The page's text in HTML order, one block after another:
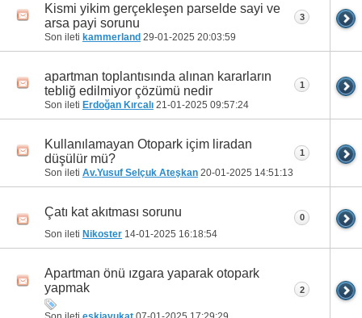
Kismi yikim gerçekleşen parselde sayi ve
arsa payi sorunu
Son ileti kammerland 29-01-2025 20:03:59
3
apartman toplantısında alınan kararların
tebliğ edilmiyor çözümü nedir
Son ileti Erdoğan Kırcalı 21-01-2025 09:57:24
1
Kullanılamayan Otopark içim liradan
düşülür mü?
Son ileti Av.Yusuf Selçuk Ateşkan 20-01-2025 14:51:13
1
Çatı kat akıtması sorunu
Son ileti Nikoster 14-01-2025 16:18:54
0
Apartman önü ızgara yaparak otopark
yapmak
2